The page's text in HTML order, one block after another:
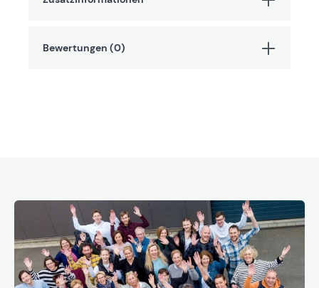
Bewertungen (0)